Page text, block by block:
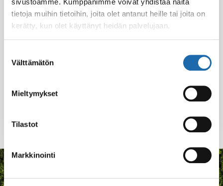
tietoja muihin tietoihin, joita olet antanut heille tai joita on
kerätty, kun olet käyttänyt heidän palvelujaan.
valinta
Välttämätön
Mieltymykset
Tilastot
Markkinointi
Nahanhoitopakkau
29.90
Tekstiilien
hoitopakkaus